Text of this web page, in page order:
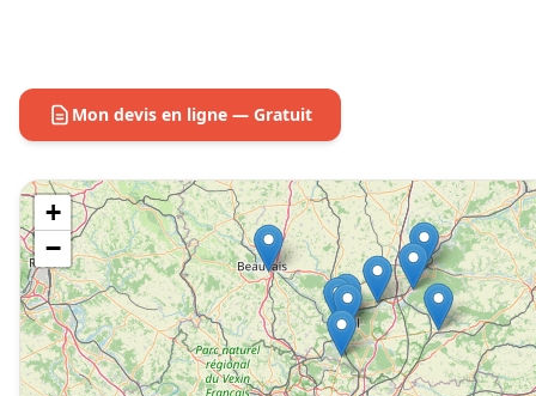
Mon devis en ligne — Gratuit
+
−